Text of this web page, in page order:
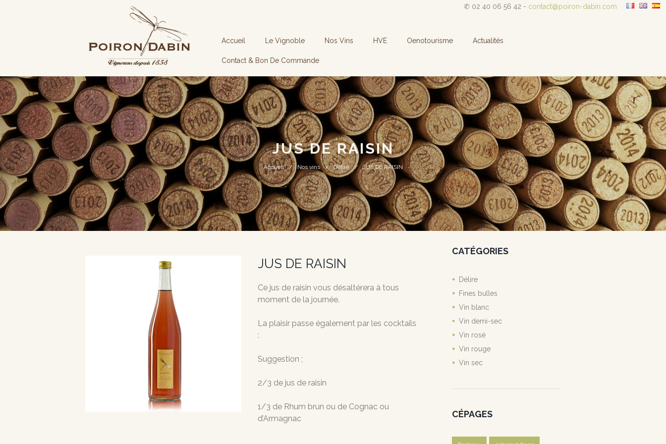
✆ 02 40 06 56 42 - contact@poiron-dabin.com
Accueil Le Vignoble Nos Vins HVE Oenotourisme Actualités
Contact & Bon De Commande
JUS DE RAISIN
Accueil Nos vins Délire JUS DE RAISIN
JUS DE RAISIN
Ce jus de raisin vous désaltérera à tous
moment de la journée.
La plaisir passe également par les cocktails
:
Suggestion ;
2/3 de jus de raisin
1/3 de Rhum brun ou de Cognac ou
d’Armagnac
CATÉGORIES
Délire
Fines bulles
Vin blanc
Vin demi-sec
Vin rosé
Vin rouge
Vin sec
CÉPAGES